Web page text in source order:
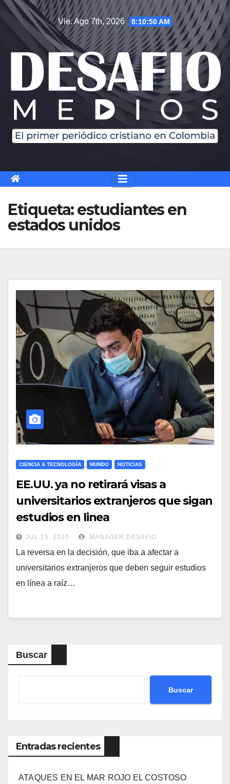
Saltar
contenido
Vie. Ago 7th, 2026 8:10:51 AM
Etiqueta:estudiantes en
estados unidos
CIENCIA & TECNOLOGÍA MUNDO NOTICIAS
EE.UU. ya no retirará visas a
universitarios extranjeros que sigan
estudios en linea
JUL 15, 2020 MANAGER.DESAFIO
La reversa en la decisión, que iba a afectar a
universitarios extranjeros que deben seguir estudios
en línea a raíz…
Buscar
Buscar
Entradas recientes
ATAQUES EN EL MAR ROJO EL COSTOSO